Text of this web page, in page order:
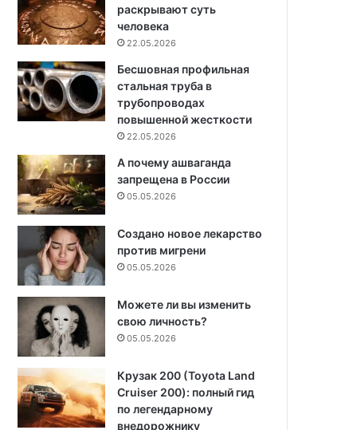
раскрывают суть
человека
22.05.2026
Бесшовная профильная
стальная труба в
трубопроводах
повышенной жесткости
22.05.2026
А почему ашваганда
запрещена в России
05.05.2026
Создано новое лекарство
против мигрени
05.05.2026
Можете ли вы изменить
свою личность?
05.05.2026
Крузак 200 (Toyota Land
Cruiser 200): полный гид
по легендарному
внедорожнику